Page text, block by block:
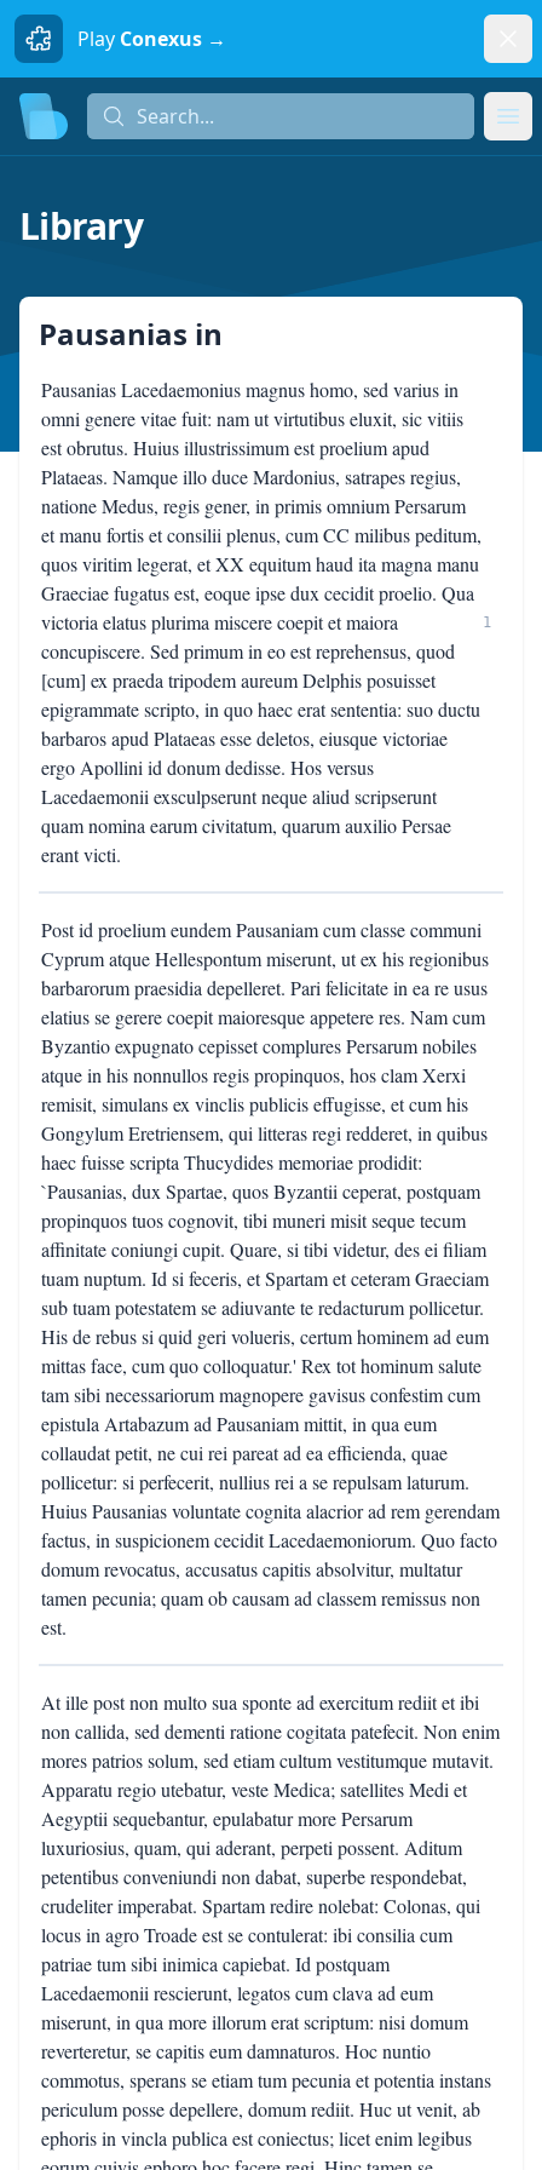
Play Conexus →
Search...
Library
Pausanias in
Pausanias Lacedaemonius magnus homo, sed varius in
omni genere vitae fuit: nam ut virtutibus eluxit, sic vitiis
est obrutus. Huius illustrissimum est proelium apud
Plataeas. Namque illo duce Mardonius, satrapes regius,
natione Medus, regis gener, in primis omnium Persarum
et manu fortis et consilii plenus, cum CC milibus peditum,
quos viritim legerat, et XX equitum haud ita magna manu
Graeciae fugatus est, eoque ipse dux cecidit proelio. Qua
victoria elatus plurima miscere coepit et maiora
concupiscere. Sed primum in eo est reprehensus, quod
[cum] ex praeda tripodem aureum Delphis posuisset
epigrammate scripto, in quo haec erat sententia: suo ductu
barbaros apud Plataeas esse deletos, eiusque victoriae
ergo Apollini id donum dedisse. Hos versus
Lacedaemonii exsculpserunt neque aliud scripserunt
quam nomina earum civitatum, quarum auxilio Persae
erant victi.
1
Post id proelium eundem Pausaniam cum classe communi
Cyprum atque Hellespontum miserunt, ut ex his regionibus
barbarorum praesidia depelleret. Pari felicitate in ea re usus
elatius se gerere coepit maioresque appetere res. Nam cum
Byzantio expugnato cepisset complures Persarum nobiles
atque in his nonnullos regis propinquos, hos clam Xerxi
remisit, simulans ex vinclis publicis effugisse, et cum his
Gongylum Eretriensem, qui litteras regi redderet, in quibus
haec fuisse scripta Thucydides memoriae prodidit:
`Pausanias, dux Spartae, quos Byzantii ceperat, postquam
propinquos tuos cognovit, tibi muneri misit seque tecum
affinitate coniungi cupit. Quare, si tibi videtur, des ei filiam
tuam nuptum. Id si feceris, et Spartam et ceteram Graeciam
sub tuam potestatem se adiuvante te redacturum pollicetur.
His de rebus si quid geri volueris, certum hominem ad eum
mittas face, cum quo colloquatur.' Rex tot hominum salute
tam sibi necessariorum magnopere gavisus confestim cum
epistula Artabazum ad Pausaniam mittit, in qua eum
collaudat petit, ne cui rei pareat ad ea efficienda, quae
pollicetur: si perfecerit, nullius rei a se repulsam laturum.
Huius Pausanias voluntate cognita alacrior ad rem gerendam
factus, in suspicionem cecidit Lacedaemoniorum. Quo facto
domum revocatus, accusatus capitis absolvitur, multatur
tamen pecunia; quam ob causam ad classem remissus non
est.
At ille post non multo sua sponte ad exercitum rediit et ibi
non callida, sed dementi ratione cogitata patefecit. Non enim
mores patrios solum, sed etiam cultum vestitumque mutavit.
Apparatu regio utebatur, veste Medica; satellites Medi et
Aegyptii sequebantur, epulabatur more Persarum
luxuriosius, quam, qui aderant, perpeti possent. Aditum
petentibus conveniundi non dabat, superbe respondebat,
crudeliter imperabat. Spartam redire nolebat: Colonas, qui
locus in agro Troade est se contulerat: ibi consilia cum
patriae tum sibi inimica capiebat. Id postquam
Lacedaemonii rescierunt, legatos cum clava ad eum
miserunt, in qua more illorum erat scriptum: nisi domum
reverteretur, se capitis eum damnaturos. Hoc nuntio
commotus, sperans se etiam tum pecunia et potentia instans
periculum posse depellere, domum rediit. Huc ut venit, ab
ephoris in vincla publica est coniectus; licet enim legibus